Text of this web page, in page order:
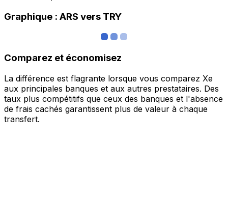
Graphique : ARS vers TRY
Comparez et économisez
La différence est flagrante lorsque vous comparez Xe
aux principales banques et aux autres prestataires. Des
taux plus compétitifs que ceux des banques et l'absence
de frais cachés garantissent plus de valeur à chaque
transfert.